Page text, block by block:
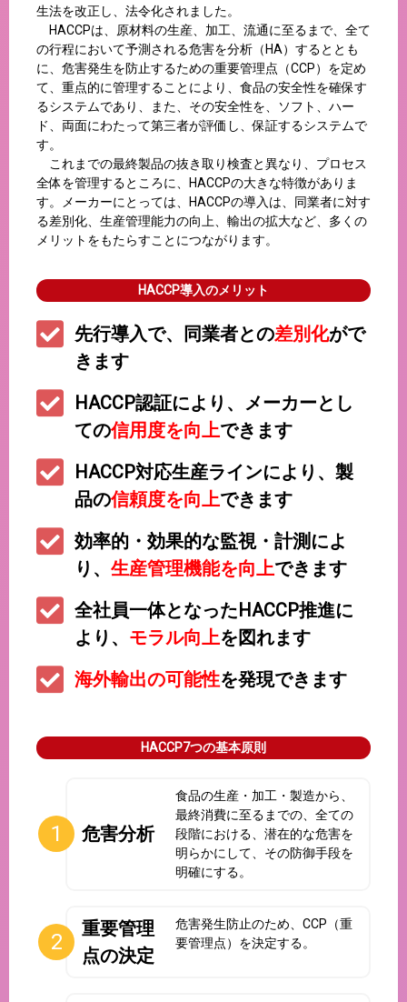
生法を改正し、法令化されました。
HACCPは、原材料の生産、加工、流通に至るまで、全て
の行程において予測される危害を分析（HA）するととも
に、危害発生を防止するための重要管理点（CCP）を定め
て、重点的に管理することにより、食品の安全性を確保す
るシステムであり、また、その安全性を、ソフト、ハー
ド、両面にわたって第三者が評価し、保証するシステムで
す。
これまでの最終製品の抜き取り検査と異なり、プロセス
全体を管理するところに、HACCPの大きな特徴がありま
す。メーカーにとっては、HACCPの導入は、同業者に対す
る差別化、生産管理能力の向上、輸出の拡大など、多くの
メリットをもたらすことにつながります。
HACCP導入のメリット
先行導入で、同業者との差別化がで
きます
HACCP認証により、メーカーとし
ての信用度を向上できます
HACCP対応生産ラインにより、製
品の信頼度を向上できます
効率的・効果的な監視・計測によ
り、 生産管理機能を向上できます
全社員一体となったHACCP推進に
より、 モラル向上を図れます
海外輸出の可能性を発現できます
HACCP7つの基本原則
危害分析
食品の生産・加工・製造から、
最終消費に至るまでの、全ての
段階における、潜在的な危害を
明らかにして、その防御手段を
明確にする。
重要管理
点の決定
危害発生防止のため、CCP（重
要管理点）を決定する。